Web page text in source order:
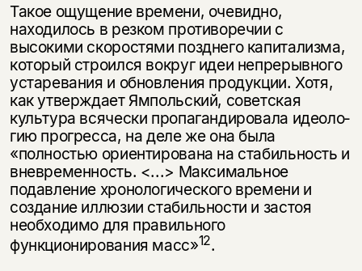
Такое ощущение времени, очевидно,
находилось в резком противоречии с
высокими скоростями позднего капитализма,
который строился вокруг идеи непрерывного
устаревания и обновления продукции. Хотя,
как утвер­ждает Ямпольский, советская
культура всячески пропагандировала идеоло­
гию прогресса, на деле же она была
«полностью ориентирована на стабиль­ность и
вневременность. <...> Максимальное
подавление хронологического времени и
создание иллюзии стабильности и застоя
необходимо для правиль­ного
функционирования масс»12.